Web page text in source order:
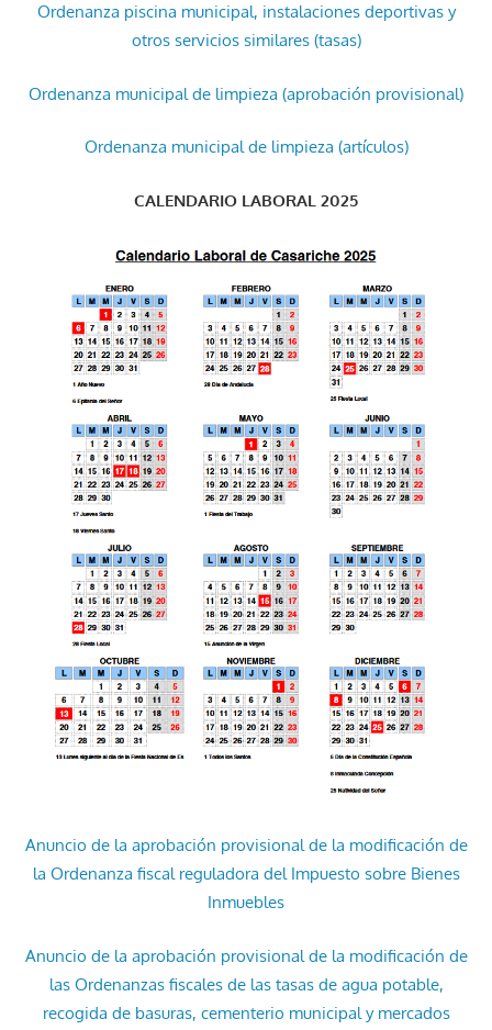
Ordenanza piscina municipal, instalaciones deportivas y
otros servicios similares (tasas)
Ordenanza municipal de limpieza (aprobación provisional)
Ordenanza municipal de limpieza (artículos)
CALENDARIO LABORAL 2025
Anuncio de la aprobación provisional de la modificación de
la Ordenanza fiscal reguladora del Impuesto sobre Bienes
Inmuebles
Anuncio de la aprobación provisional de la modificación de
las Ordenanzas fiscales de las tasas de agua potable,
recogida de basuras, cementerio municipal y mercados